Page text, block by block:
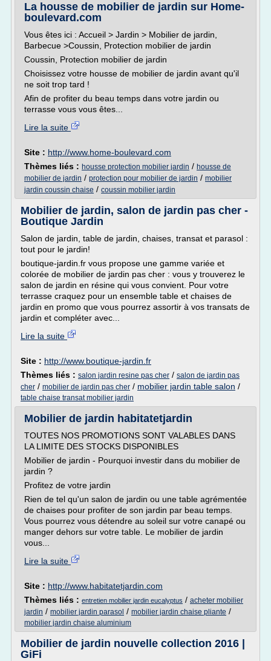
La housse de mobilier de jardin sur Home-
boulevard.com
Vous êtes ici : Accueil > Jardin > Mobilier de jardin,
Barbecue >Coussin, Protection mobilier de jardin
Coussin, Protection mobilier de jardin
Choisissez votre housse de mobilier de jardin avant qu'il
ne soit trop tard !
Afin de profiter du beau temps dans votre jardin ou
terrasse vous vous êtes...
Lire la suite
Site : http://www.home-boulevard.com
Thèmes liés : housse protection mobilier jardin / housse de
mobilier de jardin / protection pour mobilier de jardin / mobilier
jardin coussin chaise / coussin mobilier jardin
Mobilier de jardin, salon de jardin pas cher -
Boutique Jardin
Salon de jardin, table de jardin, chaises, transat et parasol :
tout pour le jardin!
boutique-jardin.fr vous propose une gamme variée et
colorée de mobilier de jardin pas cher : vous y trouverez le
salon de jardin en résine qui vous convient. Pour votre
terrasse craquez pour un ensemble table et chaises de
jardin en promo que vous pourrez assortir à vos transats de
jardin et compléter avec...
Lire la suite
Site : http://www.boutique-jardin.fr
Thèmes liés : salon jardin resine pas cher / salon de jardin pas
cher / mobilier de jardin pas cher / mobilier jardin table salon /
table chaise transat mobilier jardin
Mobilier de jardin habitatetjardin
TOUTES NOS PROMOTIONS SONT VALABLES DANS
LA LIMITE DES STOCKS DISPONIBLES
Mobilier de jardin - Pourquoi investir dans du mobilier de
jardin ?
Profitez de votre jardin
Rien de tel qu'un salon de jardin ou une table agrémentée
de chaises pour profiter de son jardin par beau temps.
Vous pourrez vous détendre au soleil sur votre canapé ou
manger dehors sur votre table. Le mobilier de jardin
vous...
Lire la suite
Site : http://www.habitatetjardin.com
Thèmes liés : entretien mobilier jardin eucalyptus / acheter mobilier
jardin / mobilier jardin parasol / mobilier jardin chaise pliante /
mobilier jardin chaise aluminium
Mobilier de jardin nouvelle collection 2016 |
GiFi